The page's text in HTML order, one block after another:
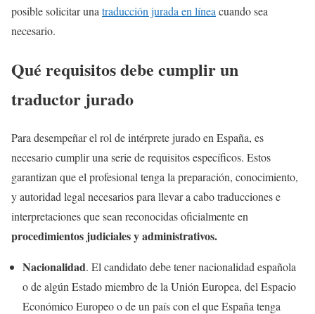
posible solicitar una traducción jurada en línea cuando sea
necesario.
Qué requisitos debe cumplir un
traductor jurado
Para desempeñar el rol de intérprete jurado en España, es
necesario cumplir una serie de requisitos específicos. Estos
garantizan que el profesional tenga la preparación, conocimiento,
y autoridad legal necesarios para llevar a cabo traducciones e
interpretaciones que sean reconocidas oficialmente en
procedimientos judiciales y administrativos.
Nacionalidad. El candidato debe tener nacionalidad española
o de algún Estado miembro de la Unión Europea, del Espacio
Económico Europeo o de un país con el que España tenga